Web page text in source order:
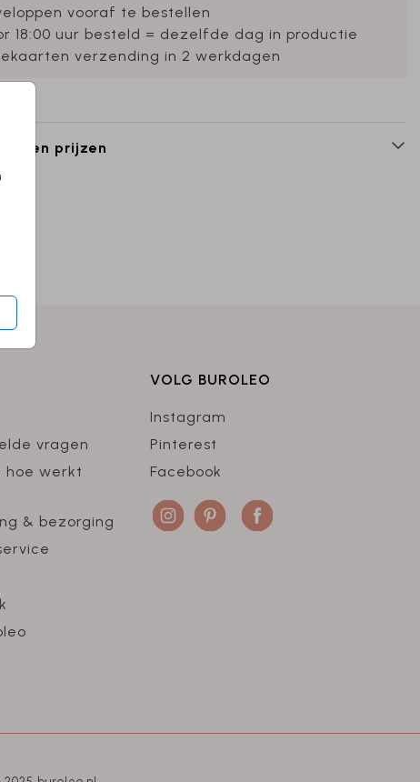
vooraf te bestellen
18:00 uur besteld = dezelfde dag in productie
verzending in 2 werkdagen
en prijzen
vragen
hoe werkt
& bezorging
VOLG BUROLEO
Instagram
Pinterest
Facebook